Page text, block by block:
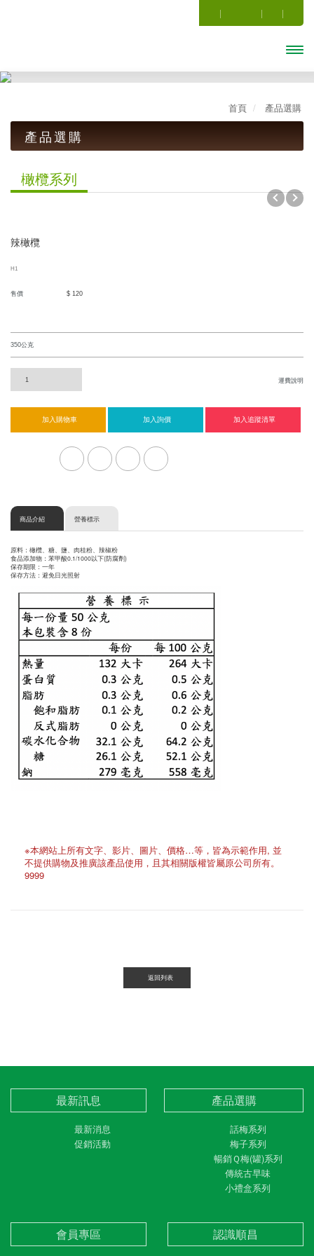
首頁 產品選購
產品選購
梅子系列
傳統古早味
陳年Ｑ梅系列
橄欖系列
棗子系列
芒果系列
暢銷產品專區
皇族食品
禮盒專區
橄欖系列
辣橄欖
H1
售價 $ 120
運費說明
加入購物車 加入詢價 加入追蹤清單
商品介紹 營養標示
原料：橄欖、糖、鹽、肉桂粉、辣椒粉
食品添加物：苯甲酸0.1/1000以下(防腐劑)
保存期限：一年
保存方法：避免日光照射
※本網站上所有文字、影片、圖片、價格…等，皆為示範作用, 並
不提供購物及推廣該產品使用，且其相關版權皆屬原公司所有。
9999
返回列表
最新訊息
最新消息
促銷活動
產品選購
話梅系列
梅子系列
暢銷Ｑ梅(罐)系列
傳統古早味
小禮盒系列
會員專區 認識順昌